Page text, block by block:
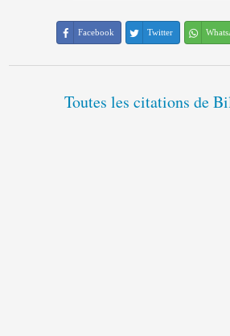
Facebook Twitter
Toutes les citations de